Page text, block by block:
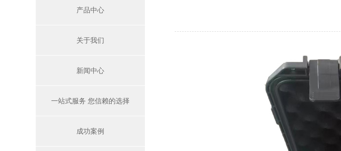
产品中心
关于我们
新闻中心
一站式服务 您信赖的选择
成功案例